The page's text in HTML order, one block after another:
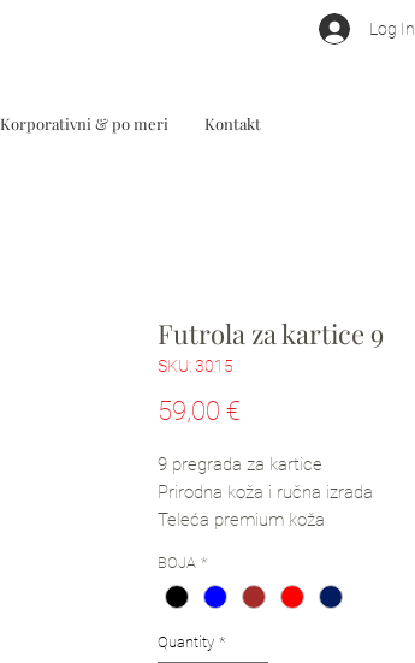
Log In
Korporativni & po meri Kontakt
Futrola za kartice 9
SKU: 3015
59,00 €
9 pregrada za kartice
Prirodna koža i ručna izrada
Teleća premium koža
11cm x 8cm (Debljina: 0.4cm)
BOJA *
Quantity *